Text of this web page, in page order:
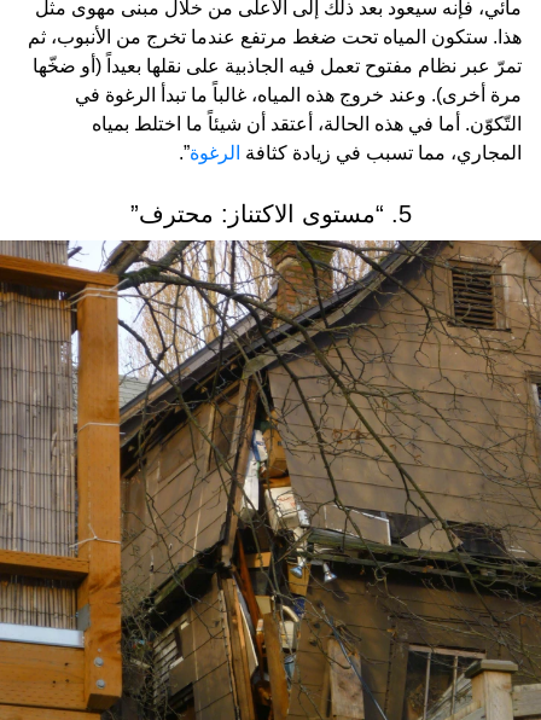
مائي، فإنه سيعود بعد ذلك إلى الأعلى من خلال مبنى مهوى مثل
هذا. ستكون المياه تحت ضغط مرتفع عندما تخرج من الأنبوب، ثم
تمرّ عبر نظام مفتوح تعمل فيه الجاذبية على نقلها بعيداً (أو ضخّها
مرة أخرى). وعند خروج هذه المياه، غالباً ما تبدأ الرغوة في
التّكوّن. أما في هذه الحالة، أعتقد أن شيئاً ما اختلط بمياه
المجاري، مما تسبب في زيادة كثافة الرغوة”.
5. “مستوى الاكتناز: محترف”